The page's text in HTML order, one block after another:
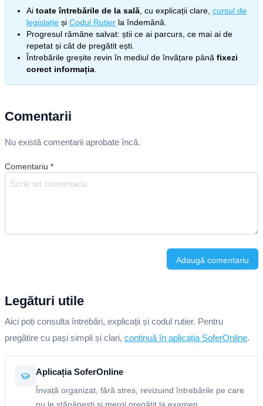
Ai toate întrebările de la sală , cu explicații clare, cursul de
legislație și Codul Rutier la îndemână.
Progresul rămâne salvat: știi ce ai parcurs, ce mai ai de
repetat și cât de pregătit ești.
Întrebările greșite revin în mediul de învățare până fixezi
corect informația
Comentarii
Nu există comentarii aprobate încă.
Comentariu *
Adaugă comentariu
Legături utile
Aici poți consulta întrebări, explicații și codul rutier. Pentru
pregătire cu pași simpli și clari, continuă în aplicația SoferOnline.
Aplicația SoferOnline
Învață organizat, fără stres, revizuind întrebările pe care